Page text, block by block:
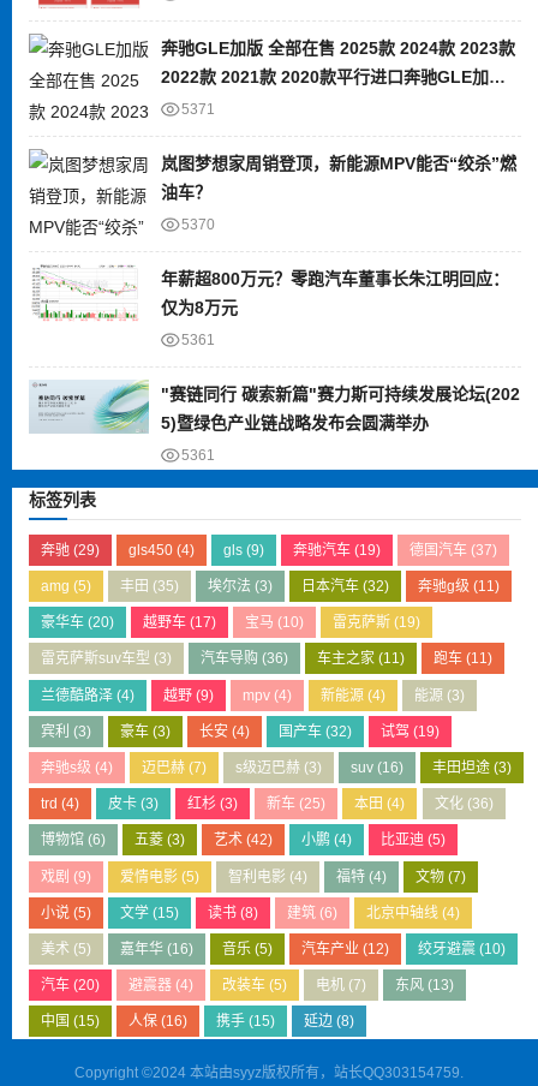
奔驰GLE加版 全部在售 2025款 2024款 2023款
2022款 2021款 2020款平行进口奔驰GLE加版
限时优惠 目前80万元起售
5371
岚图梦想家周销登顶，新能源MPV能否“绞杀”燃
油车？
5370
年薪超800万元？零跑汽车董事长朱江明回应：
仅为8万元
5361
"赛链同行 碳索新篇"赛力斯可持续发展论坛(202
5)暨绿色产业链战略发布会圆满举办
5361
标签列表
奔驰(29) gls450(4) gls (9) 奔驰汽车 (19) 德国汽车 (37)
amg (5) 丰田 (35) 埃尔法 (3) 日本汽车 (32) 奔驰g级 (11)
豪华车(20) 越野车(17) 宝马 (10) 雷克萨斯 (19)
雷克萨斯suv车型 (3) 汽车导购 (36) 车主之家 (11) 跑车 (11)
兰德酷路泽(4) 越野(9) mpv (4) 新能源 (4) 能源 (3)
宾利 (3) 豪车(3) 长安 (4) 国产车 (32) 试驾 (19)
奔驰s级 (4) 迈巴赫(7) s级迈巴赫 (3) suv (16) 丰田坦途 (3)
trd (4) 皮卡(3) 红杉 (3) 新车 (25) 本田 (4) 文化(36)
博物馆(6) 五菱(3) 艺术 (42) 小鹏 (4) 比亚迪 (5)
戏剧 (9) 爱情电影(5) 智利电影 (4) 福特 (4) 文物 (7)
小说(5) 文学(15) 读书 (8) 建筑 (6) 北京中轴线 (4)
美术(5) 嘉年华(16) 音乐 (5) 汽车产业 (12) 绞牙避震 (10)
汽车(20) 避震器(4) 改装车 (5) 电机 (7) 东风 (13)
中国 (15) 人保(16) 携手 (15) 延边 (8)
Copyright ©2024 本站由syyz版权所有，站长QQ303154759.